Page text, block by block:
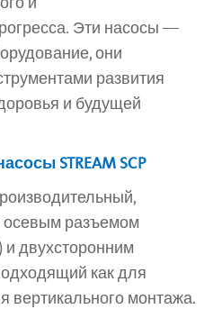
Эти насосы —
они
развития
и будущей
STREAM SCP
осевым разъемом
и двухсторонним
как для
вертикального монтажа.